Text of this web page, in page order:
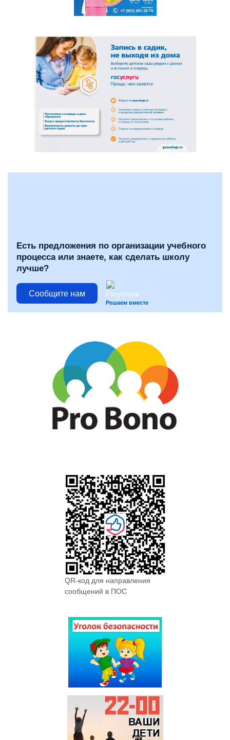
Есть предложения по организации учебного
процесса или знаете, как сделать школу
лучше?
Сообщите нам
Решаем вместе
QR-код для направления
сообщений в ПОС